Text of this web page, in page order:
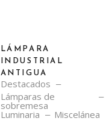
LÁMPARA
INDUSTRIAL
ANTIGUA
Destacados
Lámparas de
sobremesa
Luminaria Miscelánea